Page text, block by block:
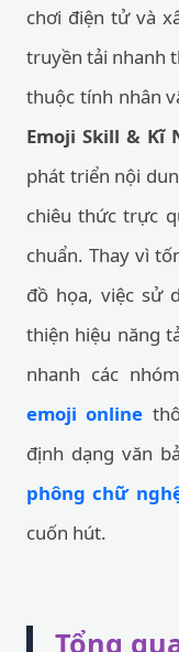
chơi điện tử và
truyền tải nhanh
thuộc tính nhân
Emoji Skill & Kĩ
phát triển nội
chiêu thức trực
chuẩn. Thay vì
đồ họa, việc sử
thiện hiệu năng
nhanh các
emoji online
định dạng văn
phông chữ
cuốn hút.
Tổng